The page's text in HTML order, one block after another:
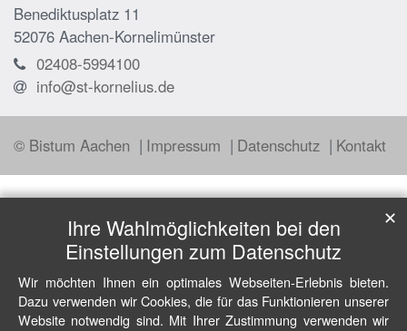
Benediktusplatz 11
52076 Aachen-Kornelimünster
02408-5994100
info@st-kornelius.de
© Bistum Aachen Impressum Datenschutz Kontakt
Ihre Wahlmöglichkeiten bei den
Einstellungen zum Datenschutz
Wir möchten Ihnen ein optimales Webseiten-Erlebnis bieten.
Dazu verwenden wir Cookies, die für das Funktionieren unserer
Website notwendig sind. Mit Ihrer Zustimmung verwenden wir
✕